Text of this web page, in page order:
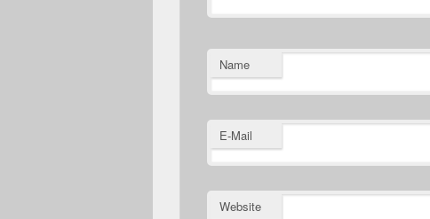
Name
E-Mail
Website